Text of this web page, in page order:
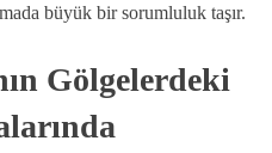
büyük bir sorumluluk taşır.
Gölgelerdeki